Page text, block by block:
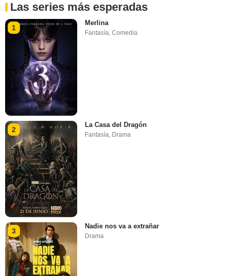
Las series más esperadas
1
Merlina
Fantasía,Comedia
2
La Casa del Dragón
Fantasía Drama
3
Nadie nos va a extrañar
Drama